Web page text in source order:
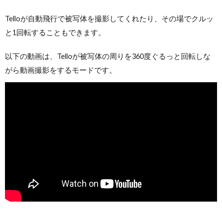
Telloが自動飛行で被写体を撮影してくれたり、その場でクルッ
と1回転することもできます。
以下の動画は、Telloが被写体の周りを360度ぐるっと回転しな
がら動画撮影をするモードです。